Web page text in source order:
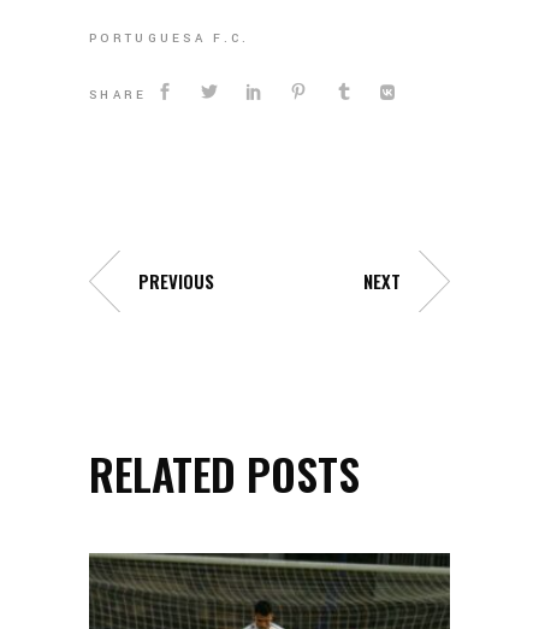
PORTUGUESA F.C.
SHARE
PREVIOUS NEXT
RELATED POSTS